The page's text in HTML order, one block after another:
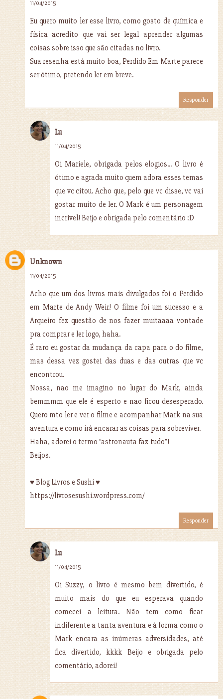
11/04/2015
Eu quero muito ler esse livro, como gosto de química e
física acredito que vai ser legal aprender algumas
coisas sobre isso que são citadas no livro.
Sua resenha está muito boa, Perdido Em Marte parece
ser ótimo, pretendo ler em breve.
Responder
Lu
11/04/2015
Oi Mariele, obrigada pelos elogios... O livro é
ótimo e agrada muito quem adora esses temas
que vc citou. Acho que, pelo que vc disse, vc vai
gostar muito de ler. O Mark é um personagem
incrível! Beijo e obrigada pelo comentário :D
Unknown
11/04/2015
Acho que um dos livros mais divulgados foi o Perdido
em Marte de Andy Weir! O filme foi um sucesso e a
Arqueiro fez questão de nos fazer muitaaaa vontade
pra comprar e ler logo, haha.
É raro eu gostar da mudança da capa para o do filme,
mas dessa vez gostei das duas e das outras que vc
encontrou.
Nossa, nao me imagino no lugar do Mark, ainda
bemmmm que ele é esperto e nao ficou desesperado.
Quero mto ler e ver o filme e acompanhar Mark na sua
aventura e como irá encarar as coisas para sobreviver.
Haha, adorei o termo "astronauta faz-tudo”!
Beijos.
♥ Blog Livros e Sushi ♥
https://livrosesushi.wordpress.com/
Responder
Lu
11/04/2015
Oi Suzzy, o livro é mesmo bem divertido, é
muito mais do que eu esperava quando
comecei a leitura. Não tem como ficar
indiferente a tanta aventura e à forma como o
Mark encara as inúmeras adversidades, até
fica divertido, kkkk Beijo e obrigada pelo
comentário, adorei!